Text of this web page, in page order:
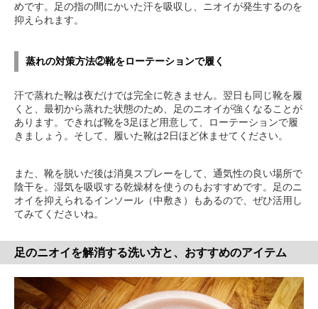
めです。足の指の間にかいた汗を吸収し、ニオイが発生するのを
抑えられます。
蒸れの対策方法②靴をローテーションで履く
汗で蒸れた靴は夜だけでは完全に乾きません。翌日も同じ靴を履
くと、最初から蒸れた状態のため、足のニオイが強くなることが
あります。できれば靴を3足ほど用意して、ローテーションで履
きましょう。そして、履いた靴は2日ほど休ませてください。
また、靴を脱いだ後は消臭スプレーをして、通気性の良い場所で
陰干を。湿気を吸収する乾燥材を使うのもおすすめです。足のニ
オイを抑えられるインソール（中敷き）もあるので、ぜひ活用し
てみてくださいね。
足のニオイを解消する洗い方と、おすすめのアイテム